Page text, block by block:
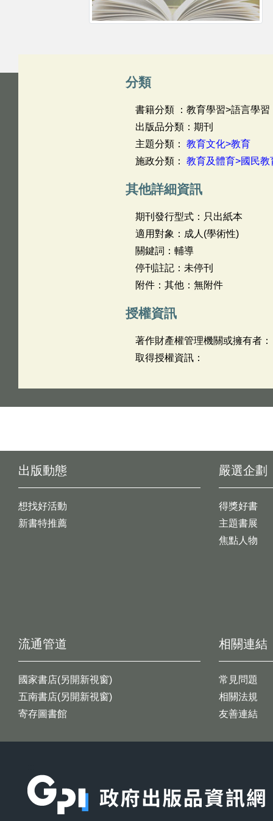
分類
書籍分類 ：教育學習>語言學
出版品分類：期刊
主題分類： 教育文化>教育
施政分類： 教育及體育>國民
其他詳細資訊
期刊發行型式：只出紙本
適用對象：成人(學術性)
關鍵詞：輔導
停刊註記：未停刊
附件：其他：無附件
授權資訊
著作財產權管理機關或擁有者：
取得授權資訊：
出版動態
想找好活動
新書特推薦
嚴選企劃
得獎好書
主題書展
焦點人物
流通管道
國家書店(另開新視窗)
五南書店(另開新視窗)
寄存圖書館
相關連結
常見問題
相關法規
友善連結